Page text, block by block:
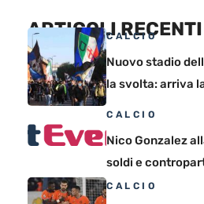
ARTICOLI RECENTI
CALCIO
Nuovo stadio
la svolta: arriva
CALCIO
Nico Gonzalez
soldi e
CALCIO